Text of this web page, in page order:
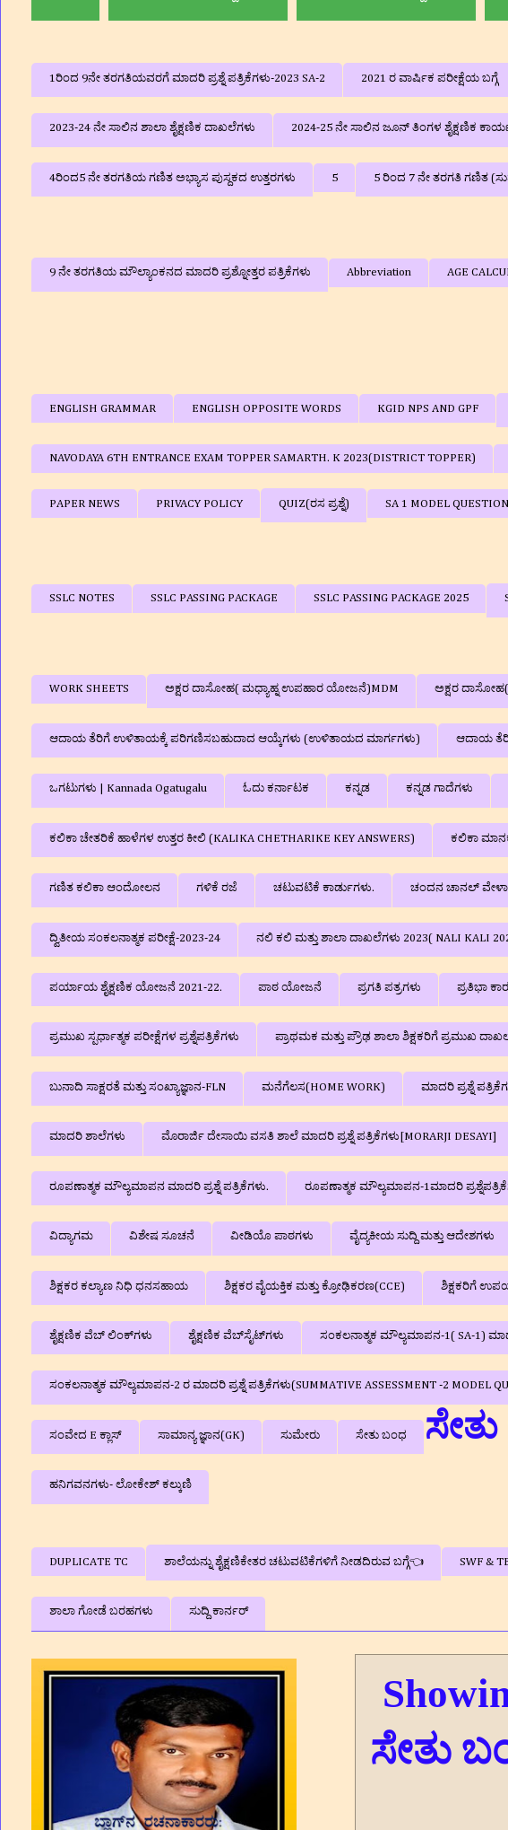
1ರಿಂದ 9ನೇ ತರಗತಿಯವರಗೆ ಮಾದರಿ ಪ್ರಶ್ನೆ ಪತ್ರಿಕೆಗಳು-2023 SA-2 2021 ರ ವಾರ್ಷಿಕ ಪರೀಕ್ಷೆಯ ಬಗ್ಗೆ
2023-24 ನೇ ಸಾಲಿನ ಶಾಲಾ ಶೈಕ್ಷಣಿಕ ದಾಖಲೆಗಳು 2024-25 ನೇ ಸಾಲಿನ ಜೂನ್‌ ತಿಂಗಳ ಶೈಕ್ಷಣಿಕ
4ರಿಂದ5 ನೇ ತರಗತಿಯ ಗಣಿತ ಅಭ್ಯಾಸ ಪುಸ್ದಕದ ಉತ್ತರಗಳು 5 5 ರಿಂದ 7 ನೇ ತರಗತಿ ಗಣಿತ
9 ನೇ ತರಗತಿಯ ಮೌಲ್ಯಾಂಕನದ ಮಾದರಿ ಪ್ರಶ್ನೋತ್ತರ ಪತ್ರಿಕೆಗಳು Abbreviation AGE
ENGLISH GRAMMAR ENGLISH OPPOSITE WORDS KGID NPS AND GPF
NAVODAYA 6TH ENTRANCE EXAM TOPPER SAMARTH. K 2023(DISTRICT TOPPER)
PAPER NEWS PRIVACY POLICY QUIZ(ರಸ ಪ್ರಶ್ನೆ) SA 1 MODEL
SSLC NOTES SSLC PASSING PACKAGE SSLC PASSING PACKAGE 2025
WORK SHEETS ಅಕ್ಷರ ದಾಸೋಹ( ಮಧ್ಯಾಹ್ನ ಉಪಹಾರ ಯೋಜನೆ)MDM ಅಕ್ಷರ
ಆದಾಯ ತೆರಿಗೆ ಉಳಿತಾಯಕ್ಕೆ ಪರಿಗಣಿಸಬಹುದಾದ ಆಯ್ಕೆಗಳು (ಉಳಿತಾಯದ ಮಾರ್ಗಗಳು) ಆದಾಯ ತೆರಿಗೆ
ಒಗಟುಗಳು | Kannada Ogatugalu ಓದು ಕರ್ನಾಟಕ ಕನ್ನಡ ಕನ್ನಡ ಗಾದೆಗಳು
ಕಲಿಕಾ ಚೇತರಿಕೆ ಹಾಳೆಗಳ ಉತ್ತರ ಕೀಲಿ (KALIKA CHETHARIKE KEY ANSWERS) ಕಲಿಕಾ
ಗಣಿತ ಕಲಿಕಾ ಆಂದೋಲನ ಗಳಿಕೆ ರಜೆ ಚಟುವಟಿಕೆ ಕಾರ್ಡುಗಳು. ಚಂದನ ಚಾನಲ್‌
ದ್ವಿತೀಯ ಸಂಕಲನಾತ್ಮಕ ಪರೀಕ್ಷೆ-2023-24 ನಲಿ ಕಲಿ ಮತ್ತು ಶಾಲಾ ದಾಖಲೆಗಳು 2023( NALI KALI
ಪರ್ಯಾಯ ಶೈಕ್ಷಣಿಕ ಯೋಜನೆ 2021-22. ಪಾಠ ಯೋಜನೆ ಪ್ರಗತಿ ಪತ್ರಗಳು ಪ್ರತಿಭಾ
ಪ್ರಮುಖ ಸ್ಪರ್ಧಾತ್ಮಕ ಪರೀಕ್ಷೆಗಳ ಪ್ರಶ್ನೆಪತ್ರಿಕೆಗಳು ಪ್ರಾಥಮಕ ಮತ್ತು ಪ್ರೌಢ ಶಾಲಾ ಶಿಕ್ಷಕರಿಗೆ ಪ್ರಮುಖ
ಬುನಾದಿ ಸಾಕ್ಷರತೆ ಮತ್ತು ಸಂಖ್ಯಾಜ್ಞಾನ-FLN ಮನೆಗೆಲಸ(HOME WORK) ಮಾದರಿ ಪ್ರಶ್ನೆ
ಮಾದರಿ ಶಾಲೆಗಳು ಮೊರಾರ್ಜಿ ದೇಸಾಯಿ ವಸತಿ ಶಾಲೆ ಮಾದರಿ ಪ್ರಶ್ನೆ ಪತ್ರಿಕೆಗಳು[MORARJI DESAYI]
ರೂಪಣಾತ್ಮಕ ಮೌಲ್ಯಮಾಪನ ಮಾದರಿ ಪ್ರಶ್ನೆ ಪತ್ರಿಕೆಗಳು. ರೂಪಣಾತ್ಮಕ ಮೌಲ್ಯಮಾಪನ-1ಮಾದರಿ
ವಿದ್ಯಾಗಮ ವಿಶೇಷ ಸೂಚನೆ ವೀಡಿಯೊ ಪಾಠಗಳು ವೈದ್ಯಕೀಯ ಸುದ್ದಿ ಮತ್ತು ಆದೇಶಗಳು
ಶಿಕ್ಷಕರ ಕಲ್ಯಾಣ ನಿಧಿ ಧನಸಹಾಯ ಶಿಕ್ಷಕರ ವೈಯಕ್ತಿಕ ಮತ್ತು ಕ್ರೋಢಿಕರಣ(CCE) ಶಿಕ್ಷಕರಿಗೆ
ಶೈಕ್ಷಣಿಕ ವೆಬ್‌ ಲಿಂಕ್‌ಗಳು ಶೈಕ್ಷಣಿಕ ವೆಬ್‌ಸೈಟ್‌ಗಳು ಸಂಕಲನಾತ್ಮಕ ಮೌಲ್ಯಮಾಪನ-1( SA-1)
ಸಂಕಲನಾತ್ಮಕ ಮೌಲ್ಯಮಾಪನ-2 ರ ಮಾದರಿ ಪ್ರಶ್ನೆ ಪತ್ರಿಕೆಗಳು(SUMMATIVE ASSESSMENT -2 MODEL
ಸಂವೇದ E ಕ್ಲಾಸ್ ಸಾಮಾನ್ಯ ಜ್ಞಾನ(GK) ಸುಮೇರು ಸೇತು ಬಂಧ
ಹನಿಗವನಗಳು- ಲೋಕೇಶ್ ಕಲ್ಕುಣಿ
DUPLICATE TC ಶಾಲೆಯನ್ನು ಶೈಕ್ಷಣಿಕೇತರ ಚಟುವಟಿಕೆಗಳಿಗೆ ನೀಡದಿರುವ ಬಗ್ಗೆ👈 SWF &
ಶಾಲಾ ಗೋಡೆ ಬರಹಗಳು ಸುದ್ದಿ ಕಾರ್ನರ್
ಸೇತು